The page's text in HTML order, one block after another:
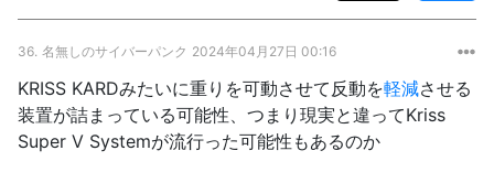
36. 名無しのサイバーパンク 2024年04月27日 00:16
KRISS KARDみたいに重りを可動させて反動を軽減させる
装置が詰まっている可能性、つまり現実と違ってKriss
Super V Systemが流行った可能性もあるのか